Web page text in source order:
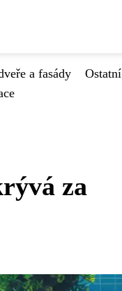
a fasády Ostatní
za